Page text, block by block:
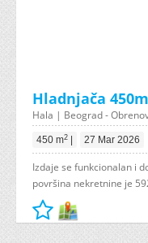
Hladnjača
Hala | Beograd -
450 m2 27 Mar 2026
Izdaje se funkcionalan i
površina nekretnine je